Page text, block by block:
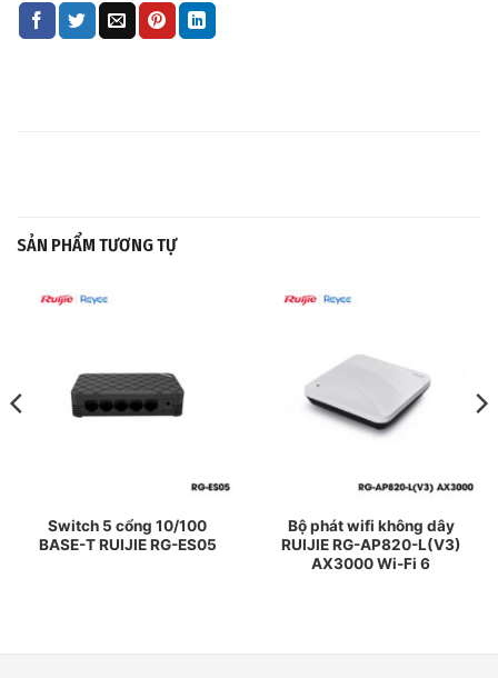
SẢN PHẨM TƯƠNG TỰ
Switch 5 cổng 10/100
BASE-T RUIJIE RG-ES05
Bộ phát wifi không dây
RUIJIE RG-AP820-L(V3)
AX3000 Wi-Fi 6